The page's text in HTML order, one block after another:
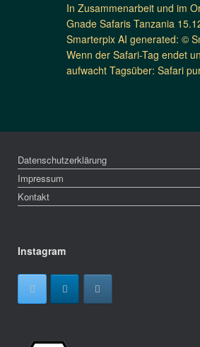
In Zusammenarbeit und im
Gnade Safaris Tanzania
Smarterpix AI generated: ©
Wenn der Safari-Tag endet
aufwacht Tagsüber: Safari
Datenschutzerklärung
Impressum
Kontakt
Instagram